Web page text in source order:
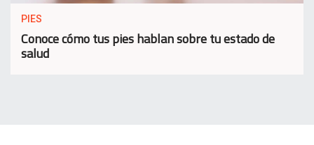
PIES
Conoce cómo tus pies hablan sobre tu estado de
salud